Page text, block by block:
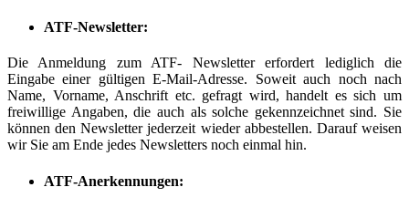
ATF-Newsletter:
Die Anmeldung zum ATF- Newsletter erfordert lediglich die
Eingabe einer gültigen E-Mail-Adresse. Soweit auch noch nach
Name, Vorname, Anschrift etc. gefragt wird, handelt es sich um
freiwillige Angaben, die auch als solche gekennzeichnet sind. Sie
können den Newsletter jederzeit wieder abbestellen. Darauf weisen
wir Sie am Ende jedes Newsletters noch einmal hin.
ATF-Anerkennungen: